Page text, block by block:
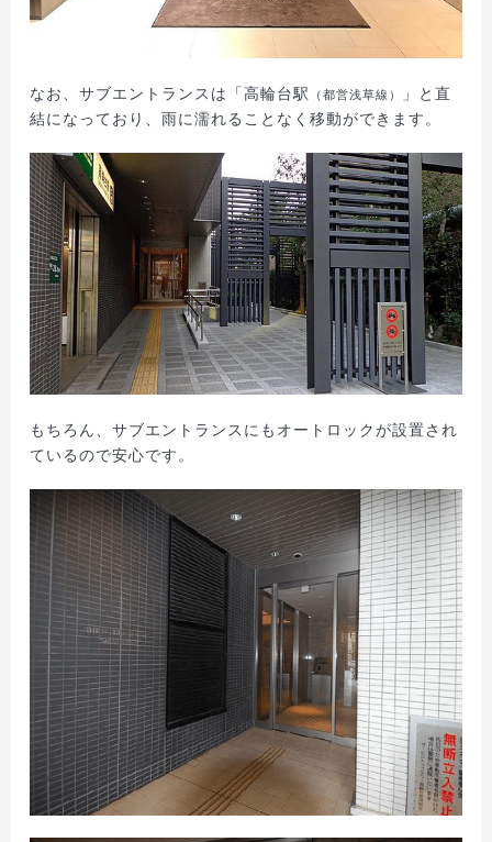
なお、サブエントランスは「高輪台駅 （都営浅草線）
」と直
結になっており、雨に濡れることなく移動ができます。
もちろん、サブエントランスにもオートロックが設置され
ているので安心です。